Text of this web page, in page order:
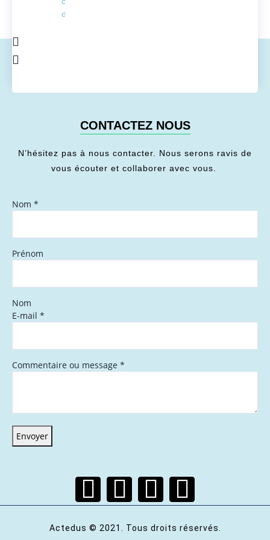
de l'énergie
CONTACTEZ NOUS
N’hésitez pas à nous contacter. Nous serons ravis de
vous écouter et collaborer avec vous.
Nom *
Prénom
Nom
E-mail *
Commentaire ou message *
Envoyer
Actedus © 2021. Tous droits réservés.